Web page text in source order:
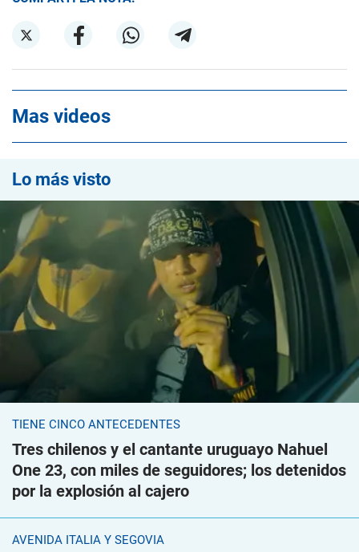
Mas videos
Lo más visto
TIENE CINCO ANTECEDENTES
Tres chilenos y el cantante uruguayo Nahuel
One 23, con miles de seguidores; los detenidos
por la explosión al cajero
AVENIDA ITALIA Y SEGOVIA